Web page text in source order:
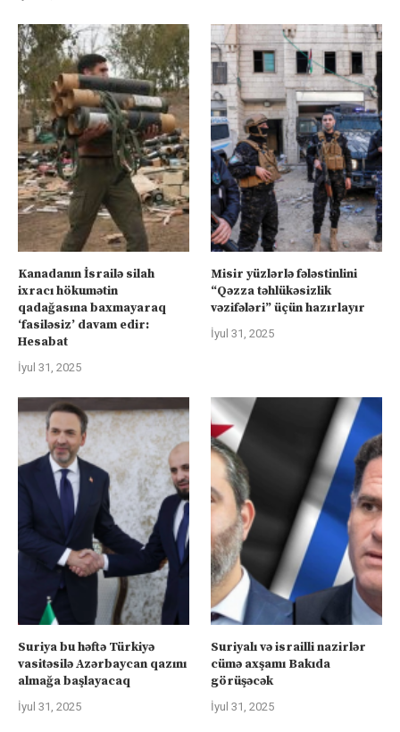
Kanadanın İsrailə silah
ixracı hökumətin
qadağasına baxmayaraq
‘fasiləsiz’ davam edir:
Hesabat
İyul 31, 2025
Misir yüzlərlə fələstinlini
“Qəzza təhlükəsizlik
vəzifələri” üçün hazırlayır
İyul 31, 2025
Suriya bu həftə Türkiyə
vasitəsilə Azərbaycan qazını
almağa başlayacaq
İyul 31, 2025
Suriyalı və israilli nazirlər
cümə axşamı Bakıda
görüşəcək
İyul 31, 2025